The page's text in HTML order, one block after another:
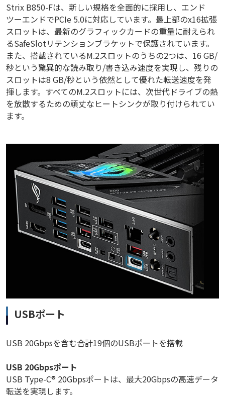
Strix B850-Fは、新しい規格を全面的に採用し、エンド
ツーエンドでPCIe 5.0に対応しています。最上部のx16拡張
スロットは、最新のグラフィックカードの重量に耐えられ
るSafeSlotリテンションブラケットで保護されています。
また、搭載されているM.2スロットのうちの2つは、16 GB/
秒という驚異的な読み取り/書き込み速度を実現し、残りの
スロットは8 GB/秒という依然として優れた転送速度を発
揮します。すべてのM.2スロットには、次世代ドライブの熱
を放散するための頑丈なヒートシンクが取り付けられてい
ます。
USBポート
USB 20Gbpsを含む合計19個のUSBポートを搭載
USB 20Gbpsポート
USB Type-C® 20Gbpsポートは、最大20Gbpsの高速データ
転送を実現します。